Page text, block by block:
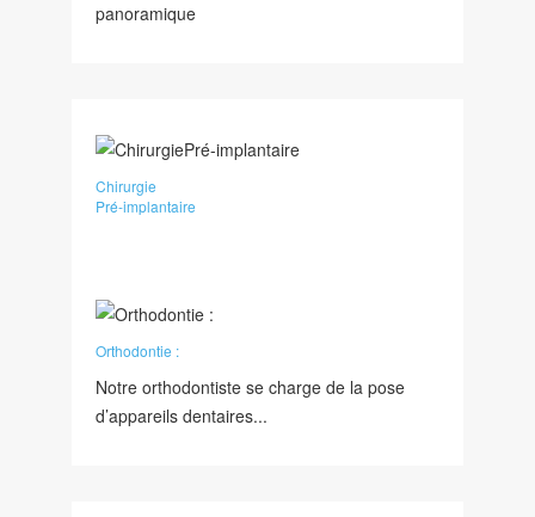
panoramique
Chirurgie
Pré-implantaire
Orthodontie :
Notre orthodontiste se charge de la pose
d’appareils dentaires...